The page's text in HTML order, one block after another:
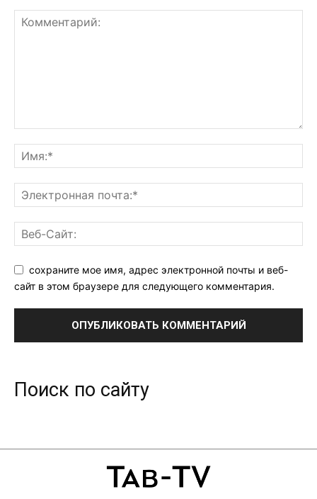
сохраните мое имя, адрес электронной почты и веб-
сайт в этом браузере для следующего комментария.
Поиск по сайту